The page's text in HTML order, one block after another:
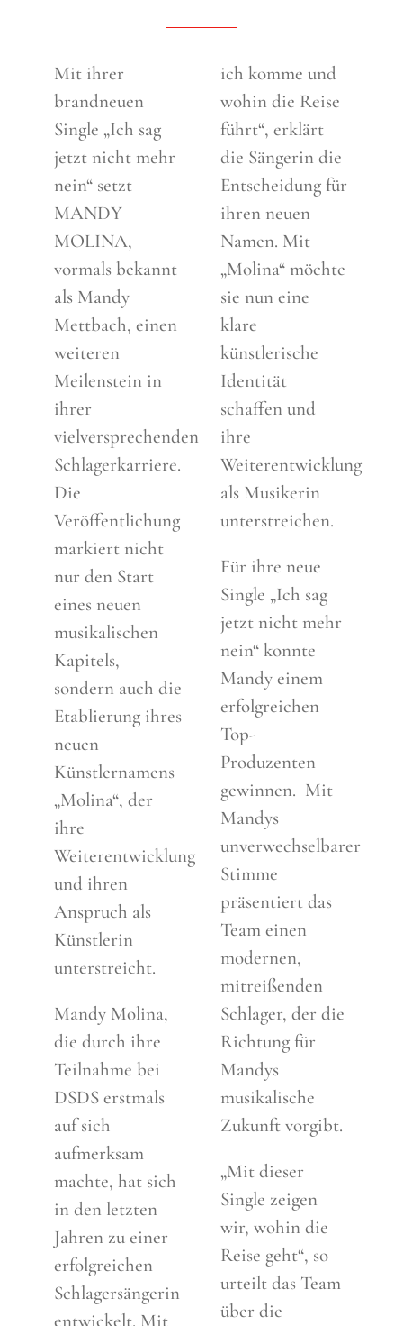
Mit ihrer
brandneuen
Single „Ich sag
jetzt nicht mehr
nein“ setzt
MANDY
MOLINA,
vormals bekannt
als Mandy
Mettbach, einen
weiteren
Meilenstein in
ihrer
vielversprechenden
Schlagerkarriere.
Die
Veröffentlichung
markiert nicht
nur den Start
eines neuen
musikalischen
Kapitels,
sondern auch die
Etablierung ihres
neuen
Künstlernamens
„Molina“, der
ihre
Weiterentwicklung
und ihren
Anspruch als
Künstlerin
unterstreicht.
Mandy Molina,
die durch ihre
Teilnahme bei
DSDS erstmals
auf sich
aufmerksam
machte, hat sich
in den letzten
Jahren zu einer
erfolgreichen
Schlagersängerin
entwickelt. Mit
ich komme und
wohin die Reise
führt“, erklärt
die Sängerin die
Entscheidung für
ihren neuen
Namen. Mit
„Molina“ möchte
sie nun eine
klare
künstlerische
Identität
schaffen und
ihre
Weiterentwicklung
als Musikerin
unterstreichen.
Für ihre neue
Single „Ich sag
jetzt nicht mehr
nein“ konnte
Mandy einem
erfolgreichen
Top-
Produzenten
gewinnen. Mit
Mandys
unverwechselbarer
Stimme
präsentiert das
Team einen
modernen,
mitreißenden
Schlager, der die
Richtung für
Mandys
musikalische
Zukunft vorgibt.
„Mit dieser
Single zeigen
wir, wohin die
Reise geht“, so
urteilt das Team
über die